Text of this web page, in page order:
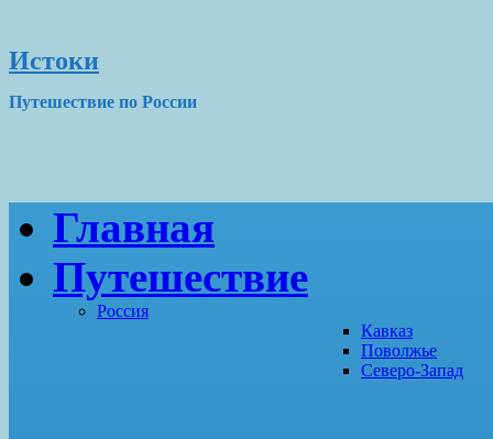
Истоки
Путешествие по России
Главная
Путешествие
Россия
Кавказ
Поволжье
Северо-Запад